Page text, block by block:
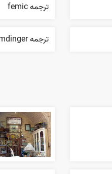
ترجمه femic
ترجمه humdinger